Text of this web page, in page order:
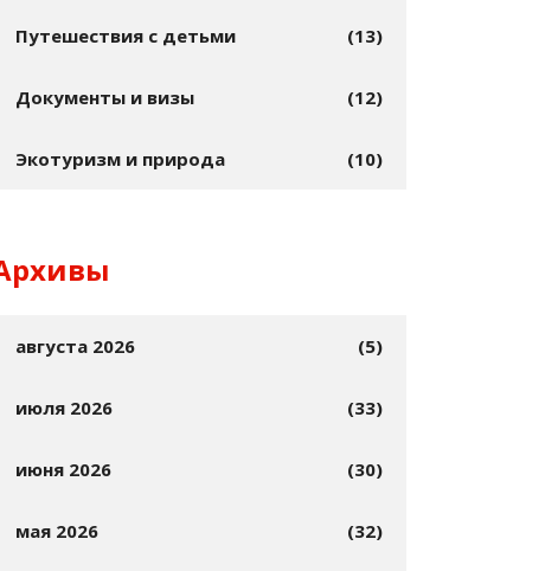
Путешествия с детьми (13)
Документы и визы (12)
Экотуризм и природа (10)
августа 2026 (5)
июля 2026 (33)
июня 2026 (30)
мая 2026 (32)